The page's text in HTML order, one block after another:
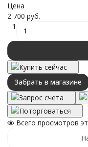
Цена
2 700 руб.
1
Купить сейчас
Забрать в магазине
Запрос счета
Поторговаться
Всего просмотров